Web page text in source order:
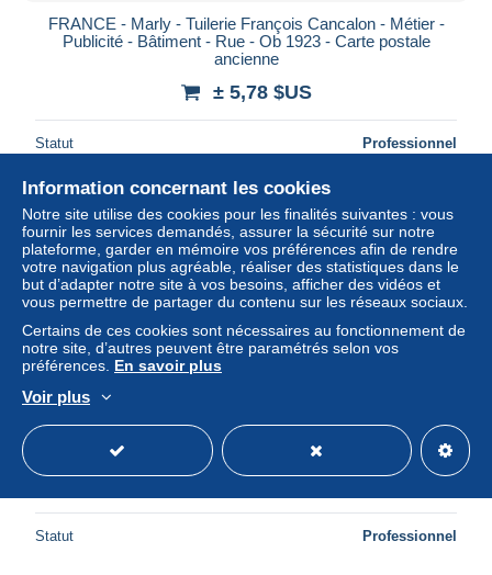
FRANCE - Marly - Tuilerie François Cancalon - Métier -
Publicité - Bâtiment - Rue - Ob 1923 - Carte postale
ancienne
± 5,78 $US
Statut Professionnel
MARLY LA VILLE - L'Hospice - très bon état
Statut Professionnel
Information concernant les cookies
Notre site utilise des cookies pour les finalités suivantes : vous
fournir les services demandés, assurer la sécurité sur notre
plateforme, garder en mémoire vos préférences afin de rendre
votre navigation plus agréable, réaliser des statistiques dans le
but d’adapter notre site à vos besoins, afficher des vidéos et
vous permettre de partager du contenu sur les réseaux sociaux.
Certains de ces cookies sont nécessaires au fonctionnement de
notre site, d’autres peuvent être paramétrés selon vos
préférences. En savoir plus
Voir plus